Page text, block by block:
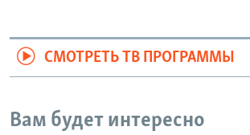
СМОТРЕТЬ ТВ ПРОГРАММЫ
Вам будет интересно